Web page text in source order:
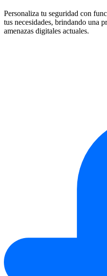
Personaliza tu seguridad con
tus necesidades, brindando una
amenazas digitales actuales.